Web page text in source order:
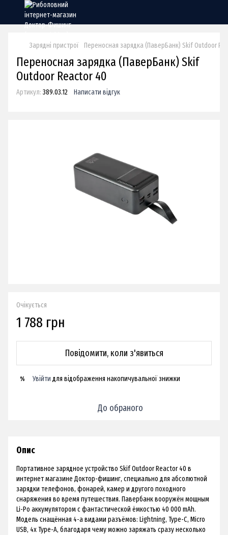
Зарядні пристрої Переносная зарядка (ПаверБанк) Skif Outdoor
Переносная зарядка (ПаверБанк) Skif
Outdoor Reactor 40
Артикул: 389.03.12 Написати відгук
Очікується
1 788 грн
Повідомити, коли з'явиться
% Увійти для відображення накопичувальної знижки
До обраного
Опис
Портативное зарядное устройство Skif Outdoor Reactor 40 в
интернет магазине Доктор-фишинг, специально для абсолютной
зарядки телефонов, фонарей, камер и другого походного
снаряжения во время путешествия. Павербанк вооружён мощным
Li-Po аккумулятором с фантастической ёмкостью 40 000 mAh.
Модель снащённая 4-а видами разъёмов: Lightning, Type-C, Micro
USB, 4x Type-A, благодаря чему можно заряжать сразу несколько